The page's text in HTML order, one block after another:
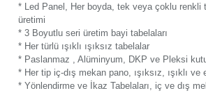
* Led Panel, Her boyda, tek veya çoklu renkli
üretimi
* 3 Boyutlu seri üretim bayi tabelaları
* Her türlü ışıklı ışıksız tabelalar
* Paslanmaz , Alüminyum, DKP ve Pleksi
* Her tip iç-dış mekan pano, ışıksız, ışıklı ve
* Yönlendirme ve İkaz Tabelaları, iç ve dış